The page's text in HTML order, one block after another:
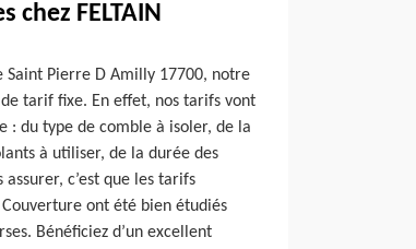
chez FELTAIN
Saint Pierre D Amilly 17700, notre
de tarif fixe. En effet, nos tarifs vont
: du type de comble à isoler, de la
à utiliser, de la durée des
c’est que les tarifs
ont été bien étudiés
Bénéficiez d’un excellent